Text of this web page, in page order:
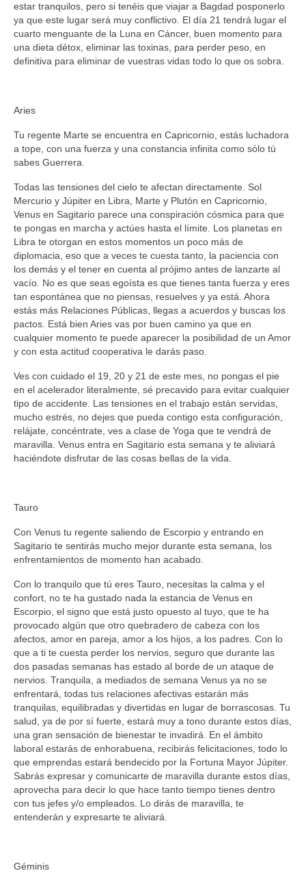
estar tranquilos, pero si tenéis que viajar a Bagdad posponerlo
ya que este lugar será muy conflictivo. El día 21 tendrá lugar el
cuarto menguante de la Luna en Cáncer, buen momento para
una dieta détox, eliminar las toxinas, para perder peso, en
definitiva para eliminar de vuestras vidas todo lo que os sobra.
Aries
Tu regente Marte se encuentra en Capricornio, estás luchadora
a tope, con una fuerza y una constancia infinita como sólo tú
sabes Guerrera.
Todas las tensiones del cielo te afectan directamente. Sol
Mercurio y Júpiter en Libra, Marte y Plutón en Capricornio,
Venus en Sagitario parece una conspiración cósmica para que
te pongas en marcha y actúes hasta el límite. Los planetas en
Libra te otorgan en estos momentos un poco más de
diplomacia, eso que a veces te cuesta tanto, la paciencia con
los demás y el tener en cuenta al prójimo antes de lanzarte al
vacío. No es que seas egoísta es que tienes tanta fuerza y eres
tan espontánea que no piensas, resuelves y ya está. Ahora
estás más Relaciones Públicas, llegas a acuerdos y buscas los
pactos. Está bien Aries vas por buen camino ya que en
cualquier momento te puede aparecer la posibilidad de un Amor
y con esta actitud cooperativa le darás paso.
Ves con cuidado el 19, 20 y 21 de este mes, no pongas el pie
en el acelerador literalmente, sé precavido para evitar cualquier
tipo de accidente. Las tensiones en el trabajo están servidas,
mucho estrés, no dejes que pueda contigo esta configuración,
relájate, concéntrate, ves a clase de Yoga que te vendrá de
maravilla. Venus entra en Sagitario esta semana y te aliviará
haciéndote disfrutar de las cosas bellas de la vida.
Tauro
Con Venus tu regente saliendo de Escorpio y entrando en
Sagitario te sentirás mucho mejor durante esta semana, los
enfrentamientos de momento han acabado.
Con lo tranquilo que tú eres Tauro, necesitas la calma y el
confort, no te ha gustado nada la estancia de Venus en
Escorpio, el signo que está justo opuesto al tuyo, que te ha
provocado algún que otro quebradero de cabeza con los
afectos, amor en pareja, amor a los hijos, a los padres. Con lo
que a ti te cuesta perder los nervios, seguro que durante las
dos pasadas semanas has estado al borde de un ataque de
nervios. Tranquila, a mediados de semana Venus ya no se
enfrentará, todas tus relaciones afectivas estarán más
tranquilas, equilibradas y divertidas en lugar de borrascosas. Tu
salud, ya de por sí fuerte, estará muy a tono durante estos días,
una gran sensación de bienestar te invadirá. En el ámbito
laboral estarás de enhorabuena, recibirás felicitaciones, todo lo
que emprendas estará bendecido por la Fortuna Mayor Júpiter.
Sabrás expresar y comunicarte de maravilla durante estos días,
aprovecha para decir lo que hace tanto tiempo tienes dentro
con tus jefes y/o empleados. Lo dirás de maravilla, te
entenderán y expresarte te aliviará.
Géminis